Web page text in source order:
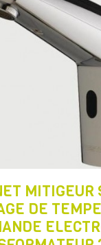
MITIGEUR
DE